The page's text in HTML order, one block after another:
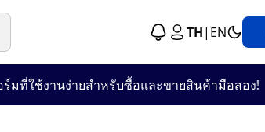
TH| EN
ใช้งานง่ายสำหรับซื้อและขายสินค้ามือสอง! 🛍️